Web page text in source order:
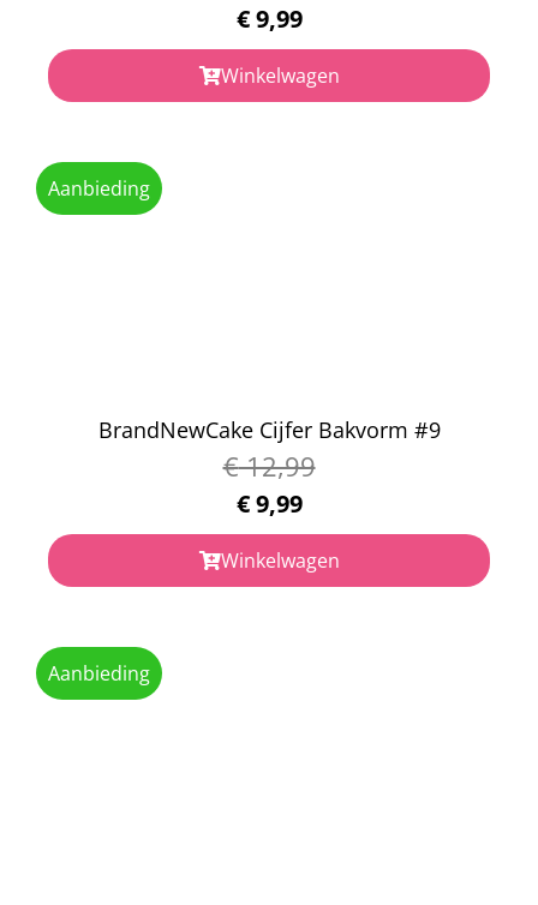
€9,99
Winkelwagen
Aanbieding
BrandNewCake Cijfer Bakvorm #9
€12,99
€9,99
Winkelwagen
Aanbieding